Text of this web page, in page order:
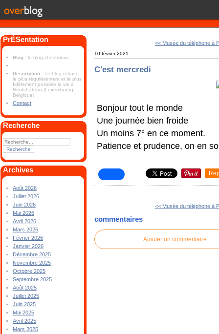
PrÉSentation
Blog : le blog chestrolais
Description : Le blog retrace
le plus régulièrement et le plus
fidèlement possible la vie à
Neufchâteau (Luxembourg-
Belgique).
Contact
Recherche
Archives
Août 2026
Juillet 2026
Juin 2026
Mai 2026
Avril 2026
Mars 2026
Février 2026
Janvier 2026
Décembre 2025
Novembre 2025
Octobre 2025
Septembre 2025
Août 2025
Juillet 2025
Juin 2025
Mai 2025
Avril 2025
Mars 2025
<< Musée du téléphone à
10 février 2021
C'est mercredi
Bonjour tout le monde
Une journée bien froide
Un moins 7° en ce moment.
Patience et prudence, on en
<< Musée du téléphone à
commentaires
Ajouter un commentaire